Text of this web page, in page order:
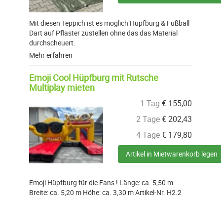
Mit diesen Teppich ist es möglich Hüpfburg & Fußball
Dart auf Pflaster zustellen ohne das das Material
durchscheuert.
Mehr erfahren
Emoji Cool Hüpfburg mit Rutsche
Multiplay mieten
1 Tag € 155,00
2 Tage€202,43
4 Tage€ 179,80
Artikel in Mietwarenkorb legen
Emoji Hüpfburg für die Fans ! Länge: ca. 5,50 m
Breite: ca. 5,20 m Höhe: ca. 3,30 m Artikel-Nr. H2.2